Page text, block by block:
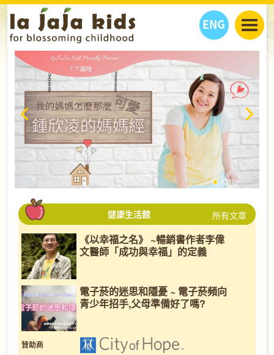
ENG
丫丫看天下
丫丫部落格
教學活動
人物專題
親子日曆
丫丫活動
親子好去處
丫丫之選
健康生活館
學習成長路
關於我們
我們的故事
聯絡
丫丫夥伴 + 友情連接
購 物
健康生活館 所有文章
《以幸福之名》 ~暢銷書作者李偉
文醫師「成功與幸福」的定義
電子菸的迷思和隱憂 ~ 電子菸頻向
青少年招手,父母準備好了嗎?
贊助商